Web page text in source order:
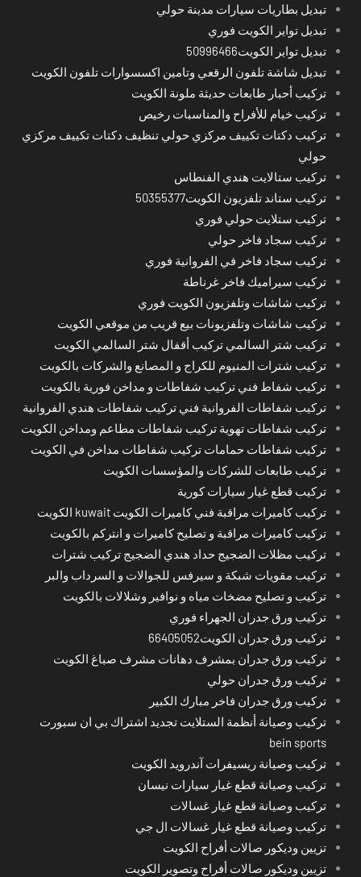
تبديل بطاريات سيارات مدينة حولي
تبديل تواير الكويت فوري
تبديل تواير الكويت50996466
تبديل شاشة تلفون الرقعي وتامين اكسسوارات تلفون الكويت
تركيب أحبار طابعات حديثة ملونة الكويت
تركيب خيام للأفراح والمناسبات رخيص
تركيب دكتات تكييف مركزي حولي تنظيف دكتات تكييف مركزي
حولي
تركيب ستالايت هندي الفنطاس
تركيب ستاند تلفزيون الكويت50355377
تركيب ستلايت حولي فوري
تركيب سجاد فاخر حولي
تركيب سجاد فاخر في الفروانية فوري
تركيب سيراميك فاخر غرناطة
تركيب شاشات وتلفزيون الكويت فوري
تركيب شاشات وتلفزيونات بيع قريب من موقعي الكويت
تركيب شتر السالمي تركيب أقفال شتر السالمي الكويت
تركيب شترات المنيوم للكراج و المصانع والشركات بالكويت
تركيب شفاط فني تركيب شفاطات و مداخن فورية بالكويت
تركيب شفاطات الفروانية فني تركيب شفاطات هندي الفروانية
تركيب شفاطات تهوية تركيب شفاطات مطاعم ومداخن الكويت
تركيب شفاطات حمامات تركيب شفاطات مداخن في الكويت
تركيب طابعات للشركات والمؤسسات الكويت
تركيب قطع غيار سيارات كورية
تركيب كاميرات مراقبة فني كاميرات الكويت kuwait الكويت
تركيب كاميرات مراقبة و تصليح كاميرات و انتركم بالكويت
تركيب مظلات الضجيج حداد هندي الضجيج تركيب شترات
تركيب مقويات شبكة و سيرفس للجوالات و السرداب والبر
تركيب و تصليح مضخات مياه و نوافير وشلالات بالكويت
تركيب ورق جدران الجهراء فوري
تركيب ورق جدران الكويت66405052
تركيب ورق جدران بمشرف دهانات مشرف صباغ الكويت
تركيب ورق جدران حولي
تركيب ورق جدران فاخر مبارك الكبير
تركيب وصيانة أنظمة الستلايت تجديد اشتراك بي ان سبورت
bein sports
تركيب وصيانة ريسيفرات آندرويد الكويت
تركيب وصيانة قطع غيار سيارات نيسان
تركيب وصيانة قطع غيار غسالات
تركيب وصيانة قطع غيار غسالات ال جي
تزيين وديكور صالات أفراح الكويت
تزيين وديكور صالات أفراح وتصوير الكويت